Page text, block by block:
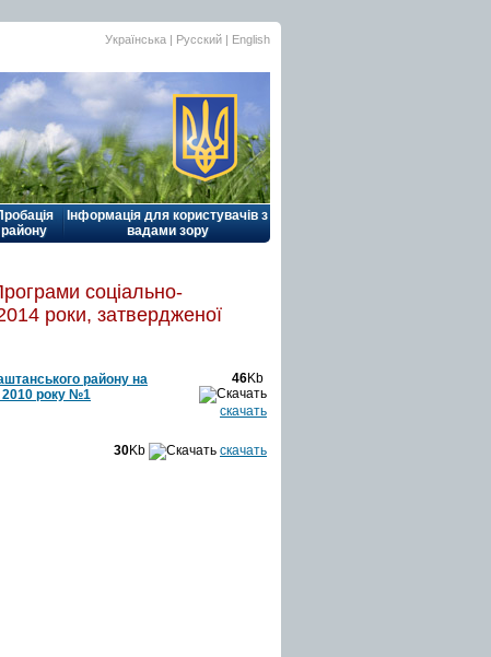
Українська | Русский | English
району
Інформація для користувачів з
вадами зору
соціально-
роки, затвердженої
району на
2010 року №1
46Kb
скачать
30Kb скачать